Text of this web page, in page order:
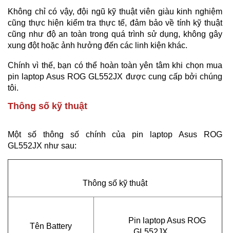
Không chỉ có vậy, đội ngũ kỹ thuật viên giàu kinh nghiệm
cũng thực hiện kiểm tra thực tế, đảm bảo về tính kỹ thuật
cũng như độ an toàn trong quá trình sử dụng, không gây
xung đột hoặc ảnh hưởng đến các linh kiện khác.
Chính vì thế, bạn có thể hoàn toàn yên tâm khi chọn mua
pin laptop Asus ROG GL552JX được cung cấp bởi chúng
tôi.
Thông số kỹ thuật
Một số thông số chính của pin laptop Asus
ROG
GL552JX như sau:
Thông số kỹ thuật
Tên Battery
Pin laptop Asus ROG